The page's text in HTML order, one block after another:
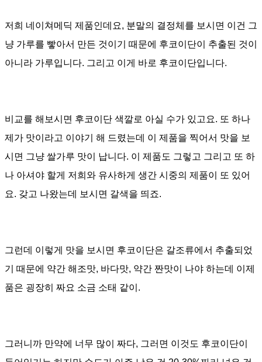
저희 네이쳐메딕 제품인데요, 분말의 결정체를 보시면 이건 그
냥 가루를 빻아서 만든 것이기 때문에 후코이단이 추출된 것이
아니라 가루입니다. 그리고 이게 바로 후코이단입니다.
비교를 해보시면 후코이단 색깔로 아실 수가 있고요. 또 하나
제가 맛이라고 이야기 해 드렸는데 이 제품을 찍어서 맛을 보
시면 그냥 쌀가루 맛이 납니다. 이 제품도 그렇고 그리고 또 하
나 아셔야 할게 저희와 유사하게 생간 시중의 제품이 또 있어
요. 갖고 나왔는데 보시면 갈색을 띄죠.
그런데 이렇게 맛을 보시면 후코이단은 갈조류에서 추출되었
기 때문에 약간 해조맛, 바다맛, 약간 짠맛이 나야 하는데 이제
품은 굉장히 짜요 소금 소태 같이 .
그러니까 만약에 너무 많이 짜다, 그러면 이것도 후코이단이